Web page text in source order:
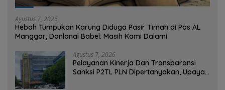
Agustus 7, 2026
Heboh Tumpukan Karung Diduga Pasir Timah di Pos AL
Manggar, Danlanal Babel: Masih Kami Dalami
Agustus 7, 2026
Pelayanan Kinerja Dan Transparansi
Sanksi P2TL PLN Dipertanyakan, Upaya